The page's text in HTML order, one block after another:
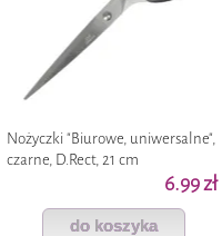
Nożyczki "Biurowe, uniwersalne",
czarne, D.Rect, 21 cm
6.99 zł
do koszyka